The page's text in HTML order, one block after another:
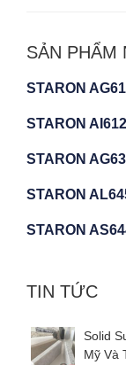
SẢN PHẨM
STARON
STARON
STARON
STARON
STARON
TIN TỨC
Solid
Mỹ Và